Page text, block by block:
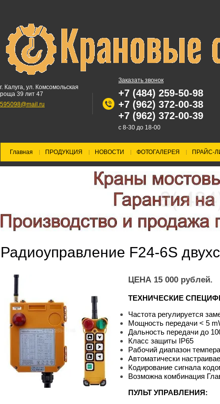
г. Калуга, ул. Комсомольская
роща 39 лит 47
595098@mail.ru
Заказать звонок
+7 (484) 259-50-98
+7 (962) 372-00-38
+7 (962) 372-00-39
с 8-30 до 18-00
Главная ПРОДУКЦИЯ НОВОСТИ ФОТОГАЛЕРЕЯ ПРАЙС-
Радиоуправление F24-6S
ЦЕНА 15 000 рублей.
ТЕХНИЧЕСКИЕ
Частота регулируется
Мощность передачи < 5
Дальность передачи до
Класс защиты IP65
Рабочий диапазон
Автоматически
Кодирование сигнала
Возможна комбинация
ПУЛЬТ УПРАВЛЕНИЯ: